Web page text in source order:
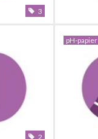
3
2
pH-papier